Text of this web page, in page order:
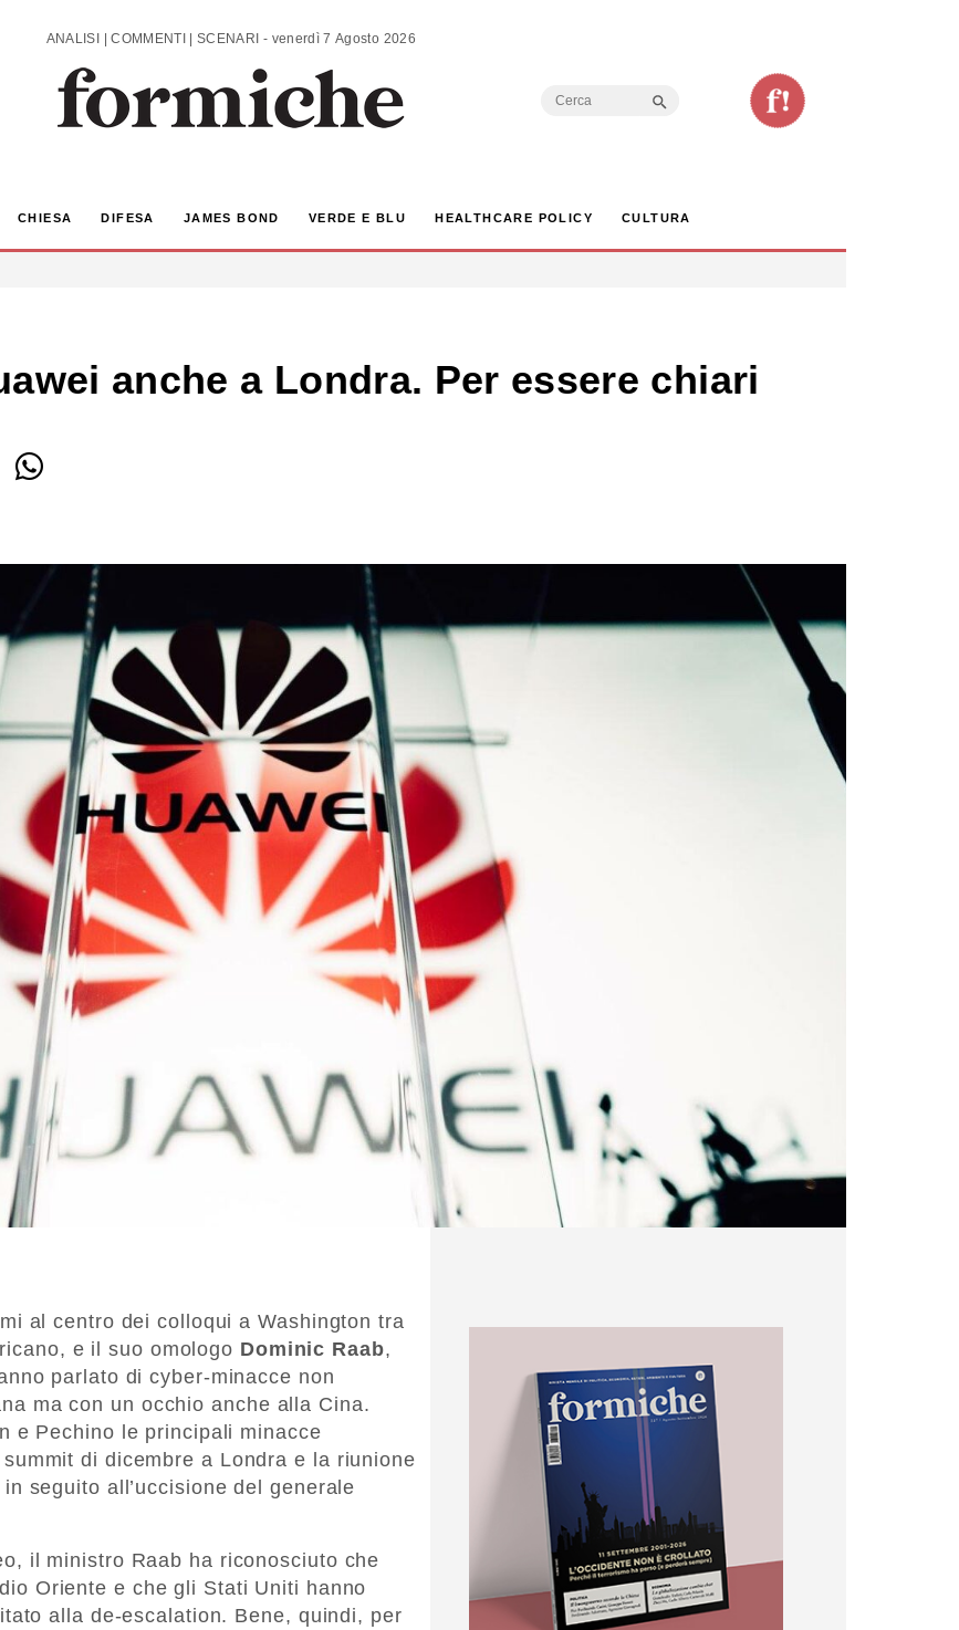
ANALISI | COMMENTI | SCENARI - venerdì 7 Agosto 2026
Search
CHIESA DIFESA JAMES BOND VERDE E BLU HEALTHCARE POLICY CULTURA
anche a Londra. Per essere chiari
al centro dei colloqui a Washington tra
e il suo omologo Dominic Raab,
parlato di cyber-minacce non
ma con un occhio anche alla Cina.
e Pechino le principali minacce
di dicembre a Londra e la riunione
seguito all’uccisione del generale
il ministro Raab ha riconosciuto che
Oriente e che gli Stati Uniti hanno
alla de-escalation. Bene, quindi, per